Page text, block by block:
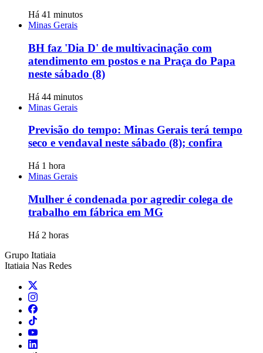
Há 41 minutos
Minas Gerais
BH faz 'Dia D' de multivacinação com
atendimento em postos e na Praça do Papa
neste sábado (8)
Há 44 minutos
Minas Gerais
Previsão do tempo: Minas Gerais terá tempo
seco e vendaval neste sábado (8); confira
Há 1 hora
Minas Gerais
Mulher é condenada por agredir colega de
trabalho em fábrica em MG
Há 2 horas
Grupo Itatiaia
Itatiaia Nas Redes